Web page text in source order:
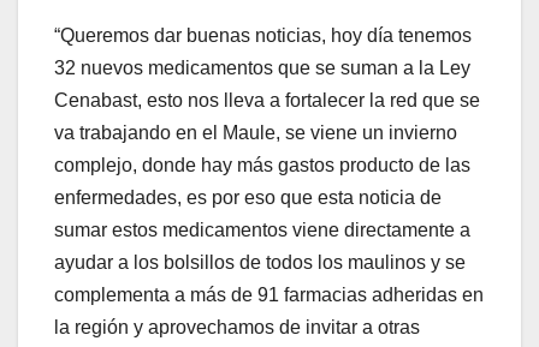
“Queremos dar buenas noticias, hoy día tenemos
32 nuevos medicamentos que se suman a la Ley
Cenabast, esto nos lleva a fortalecer la red que se
va trabajando en el Maule, se viene un invierno
complejo, donde hay más gastos producto de las
enfermedades, es por eso que esta noticia de
sumar estos medicamentos viene directamente a
ayudar a los bolsillos de todos los maulinos y se
complementa a más de 91 farmacias adheridas en
la región y aprovechamos de invitar a otras